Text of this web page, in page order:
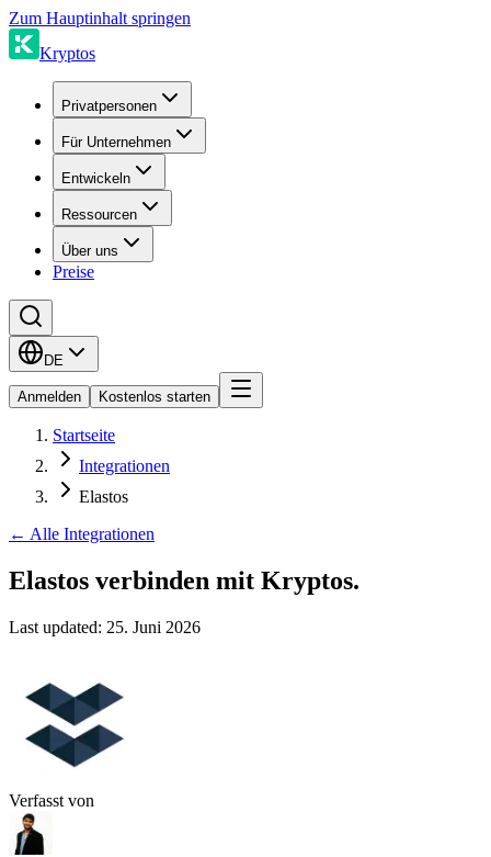
Zum Hauptinhalt springen
Kryptos
Privatpersonen
Für Unternehmen
Entwickeln
Ressourcen
Über uns
Preise
DE
Anmelden Kostenlos starten
Startseite
Integrationen
Elastos
← Alle Integrationen
Elastos verbinden mit Kryptos.
Last updated: 25. Juni 2026
Verfasst von